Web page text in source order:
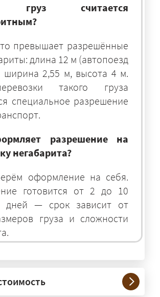
груз считается
превышает разрешённые
длина 12 м (автопоезд
2,55 м, высота 4 м.
такого груза
специальное разрешение
разрешение на
негабарита?
оформление на себя.
готовится от 2 до 10
дней — срок зависит от
груза и сложности
и низкорамниках —